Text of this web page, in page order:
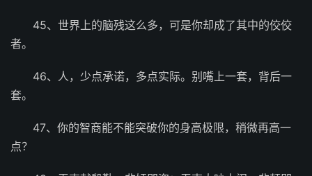
45、世界上的脑残这么多，可是你却成了其中的佼佼
者。
46、人，少点承诺，多点实际。别嘴上一套，背后一
套。
47、你的智商能不能突破你的身高极限，稍微再高一
点？